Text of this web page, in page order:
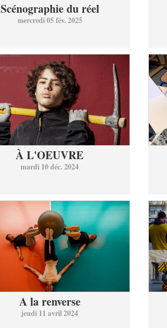
Scénographie du réel
mercredi 05 fév. 2025
À L'OEUVRE
mardi 10 déc. 2024
A la renverse
jeudi 11 avril 2024